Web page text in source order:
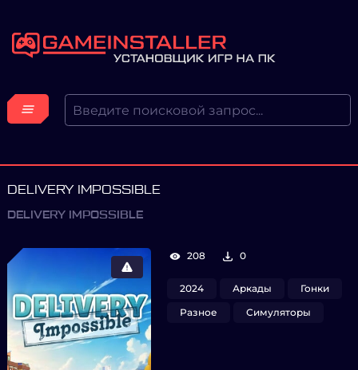
DELIVERY IMPOSSIBLE
DELIVERY IMPOSSIBLE
208 0
2024 Аркады
Гонки
Разное
Симуляторы